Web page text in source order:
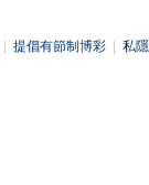
提倡有節制博彩 私